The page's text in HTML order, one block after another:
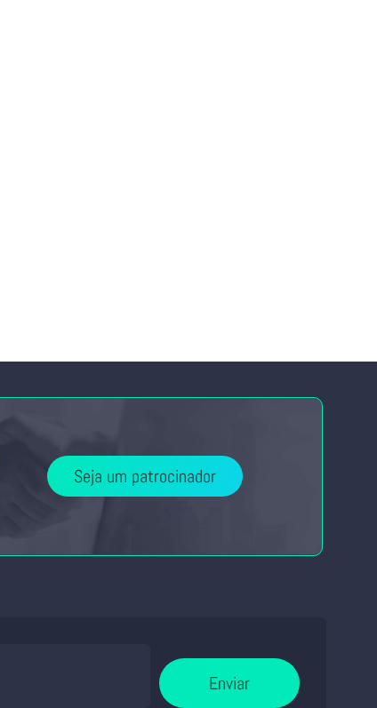
Seja um patrocinador
Enviar